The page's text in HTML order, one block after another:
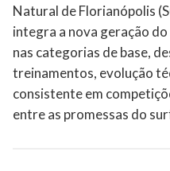
Natural de Florianópolis
integra a nova geração
nas categorias de base,
treinamentos, evolução
consistente em
entre as promessas do